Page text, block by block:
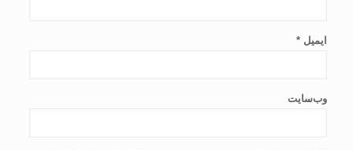
ایمیل *
وب‌سایت